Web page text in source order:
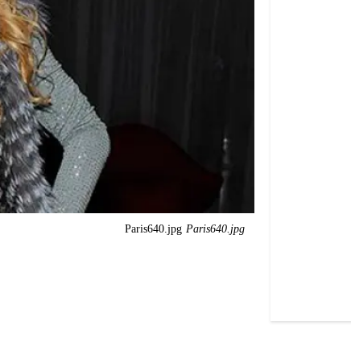
Paris640.jpg Paris640.jpg